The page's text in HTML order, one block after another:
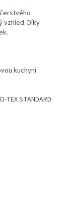
vzhled. Díky
kuchyni
STANDARD